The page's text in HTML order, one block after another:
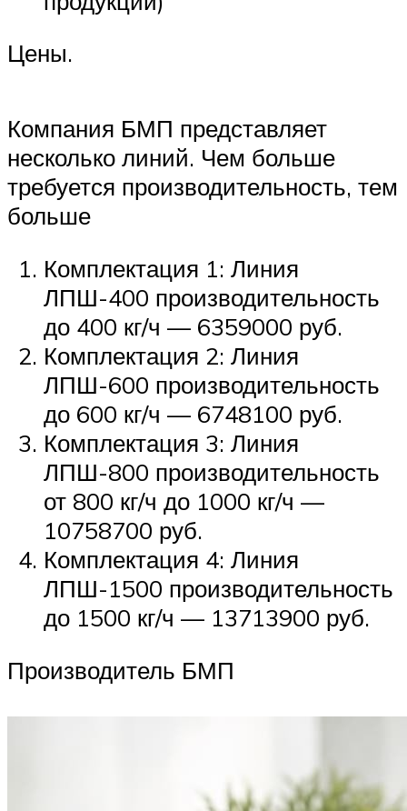
Цены.
Компания БМП представляет
несколько линий. Чем больше
требуется производительность, тем
больше
Комплектация 1: Линия
ЛПШ-400 производительность
до 400 кг/ч — 6359000 руб.
Комплектация 2: Линия
ЛПШ-600 производительность
до 600 кг/ч — 6748100 руб.
Комплектация 3: Линия
ЛПШ-800 производительность
от 800 кг/ч до 1000 кг/ч —
10758700 руб.
Комплектация 4: Линия
ЛПШ-1500 производительность
до 1500 кг/ч — 13713900 руб.
Производитель БМП